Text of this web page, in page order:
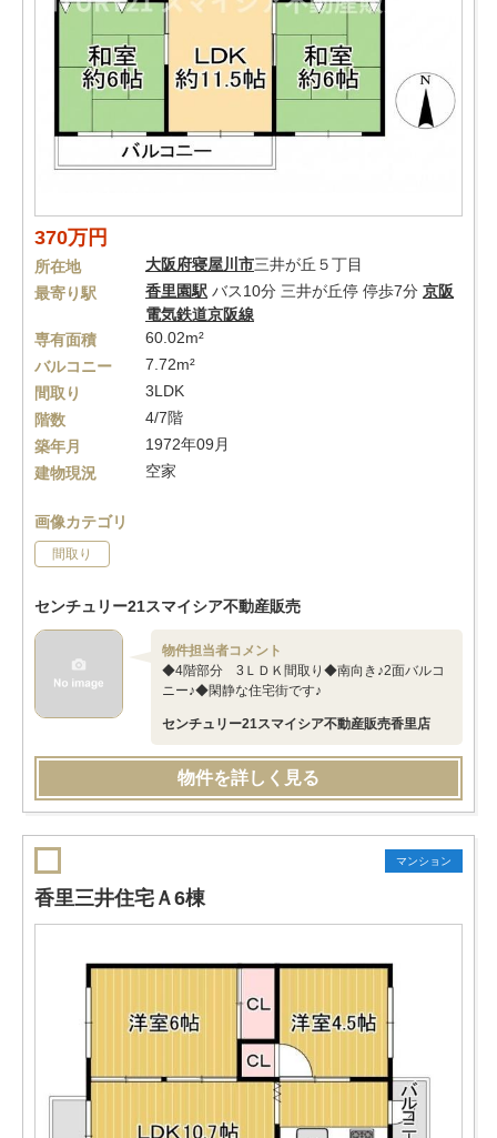
370万円
所在地 大阪府寝屋川市三井が丘５丁目
最寄り駅
香里園駅 バス10分 三井が丘停 停歩7分 京阪
電気鉄道京阪線
専有面積
60.02m²
バルコニー
7.72m²
間取り
3LDK
階数
4/7階
築年月
1972年09月
建物現況
空家
画像カテゴリ
間取り
センチュリー21スマイシア不動産販売
物件担当者コメント
◆4階部分 3ＬＤＫ間取り◆南向き♪2面バルコ
ニー♪◆閑静な住宅街です♪
センチュリー21スマイシア不動産販売香里店
物件を詳しく見る
マンション
香里三井住宅Ａ6棟